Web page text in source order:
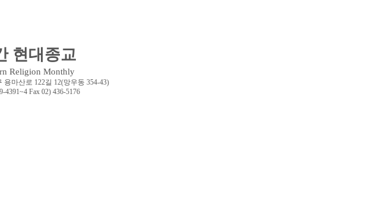
현대종교
Religion Monthly
용마산로 122길 12(망우동 354-43)
4391~4 Fax 02) 436-5176